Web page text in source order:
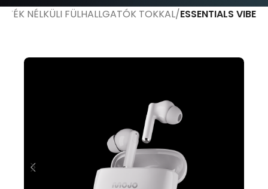
NÉLKÜLI FÜLHALLGATÓK TOKKAL ESSENTIALS VIBE